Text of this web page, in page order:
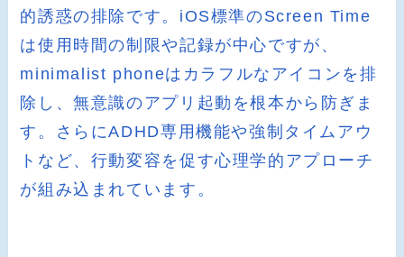
的誘惑の排除です。iOS標準のScreen Time
は使用時間の制限や記録が中心ですが、
minimalist phoneはカラフルなアイコンを排
除し、無意識のアプリ起動を根本から防ぎま
す。さらにADHD専用機能や強制タイムアウ
トなど、行動変容を促す心理学的アプローチ
が組み込まれています。